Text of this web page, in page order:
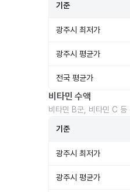
기준
광주시 최저가
광주시 평균가
전국 평균가
비타민 수액
비타민 B군, 비타민 C 등
기준
광주시 최저가
광주시 평균가